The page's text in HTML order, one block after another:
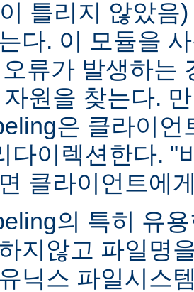
틀리지 않았음
다. 이 모듈을
류가 발생하는
원을 찾는다.
은 클라이언
다이렉션한다. "
클라이언트에
의 특히 유
지않고 파일명
닉스 파일시스